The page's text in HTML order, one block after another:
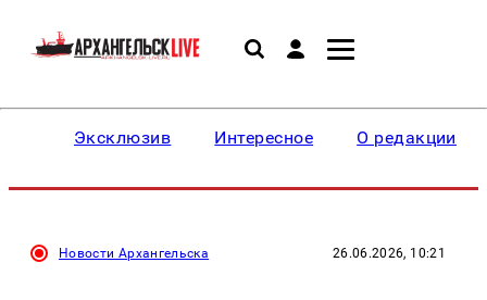
Эксклюзив Интересное О редакции
Новости Архангельска 26.06.2026, 10:21